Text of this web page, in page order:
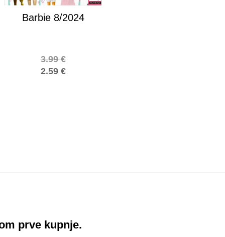
Barbie 8/2024
2.59 €
3.99€
prve kupnje.